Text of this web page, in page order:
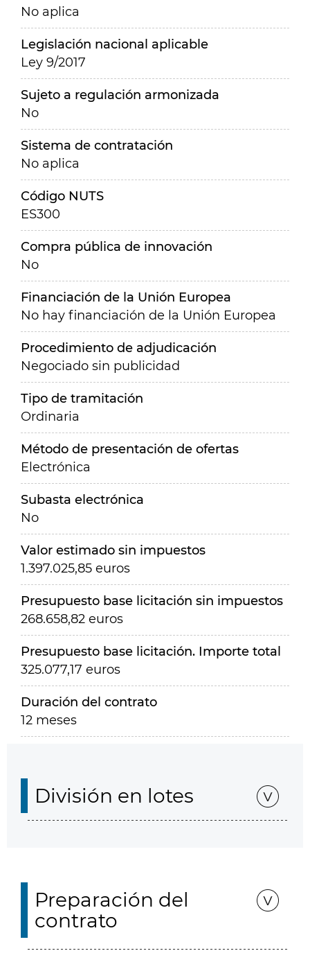
No aplica
Legislación nacional aplicable
Ley 9/2017
Sujeto a regulación armonizada
No
Sistema de contratación
No aplica
Código NUTS
ES300
Compra pública de innovación
No
Financiación de la Unión Europea
No hay financiación de la Unión Europea
Procedimiento de adjudicación
Negociado sin publicidad
Tipo de tramitación
Ordinaria
Método de presentación de ofertas
Electrónica
Subasta electrónica
No
Valor estimado sin impuestos
1.397.025,85 euros
Presupuesto base licitación sin impuestos
268.658,82 euros
Presupuesto base licitación. Importe total
325.077,17 euros
Duración del contrato
12 meses
División en lotes
Preparación del
contrato